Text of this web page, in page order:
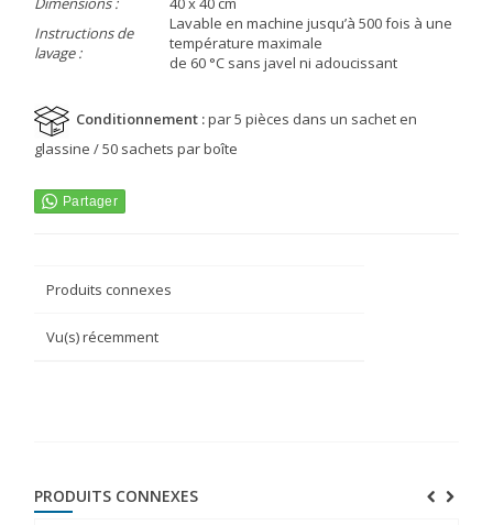
Instructions de
lavage :
Lavable en machine jusqu’à 500 fois à une
température maximale
de 60 °C sans javel ni adoucissant
Conditionnement :par 5 pièces dans un sachet en
glassine / 50 sachets par boîte
Produits connexes
Vu(s) récemment
PRODUITS CONNEXES